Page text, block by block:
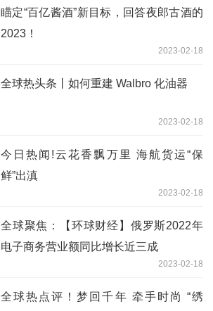
瞄定“百亿酱酒”新目标，回答夜郎古酒的
2023！
2023-02-18
全球热头条丨如何重建 Walbro 化油器
2023-02-18
今日热闻!云花香飘万里 海航货运“保
鲜”出滇
2023-02-18
全球聚焦：【环球财经】俄罗斯2022年
电子商务营业额同比增长近三成
2023-02-18
全球热点评！梦回千年 牵手时尚 “绣